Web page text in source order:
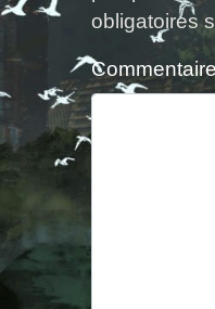
obligatoires
Commentaire